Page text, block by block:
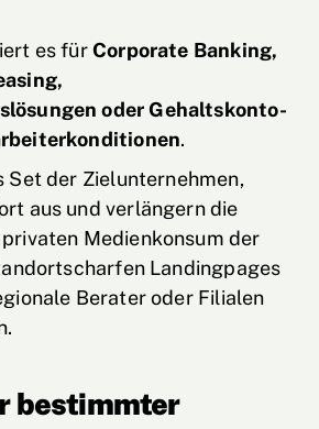
es fürCorporate Banking,
oder Gehaltskonto-
.
Set der Zielunternehmen,
aus und verlängern die
Medienkonsum der
Landingpages
Berater oder Filialen
bestimmter